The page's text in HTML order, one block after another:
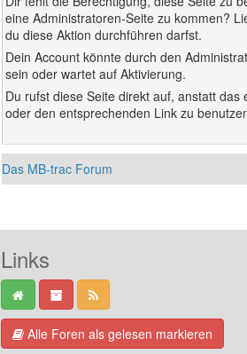
eine Administratoren-Seite zu kommen?
du diese Aktion durchführen darfst.
Dein Account könnte durch den
sein oder wartet auf Aktivierung.
Du rufst diese Seite direkt auf, anstatt
oder den entsprechenden Link zu
Das MB-trac Forum
Links
Alle Foren als gelesen markieren